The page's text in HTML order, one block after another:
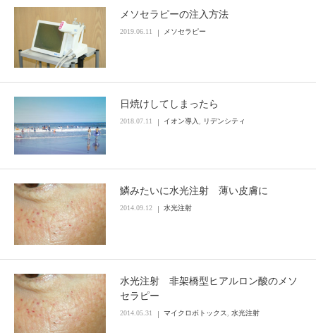
メソセラピーの注入方法
2019.06.11 メソセラピー
日焼けしてしまったら
2018.07.11 イオン導入, リデンシティ
鱗みたいに水光注射 薄い皮膚に
2014.09.12 水光注射
水光注射 非架橋型ヒアルロン酸のメソ
セラピー
2014.05.31 マイクロボトックス 水光注射